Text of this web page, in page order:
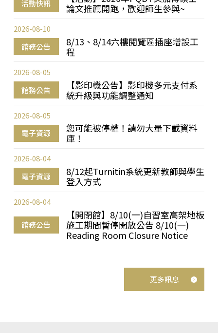
活動快訊
論文推薦開跑，歡迎師生參與~
館務公告
8/13、8/14六樓閱覽區插座增設工
程
2026-08-10
館務公告
【影印機公告】影印機多元支付系
統升級與功能調整通知
2026-08-05
電子資源
您可能被停權！請勿大量下載資料
庫！
2026-08-05
電子資源
8/12起Turnitin系統更新教師與學生
登入方式
2026-08-04
館務公告
【開閉館】8/10(一)自習室高架地板
施工期間暫停開放公告 8/10(一)
Reading Room Closure Notice
2026-08-04
更多訊息